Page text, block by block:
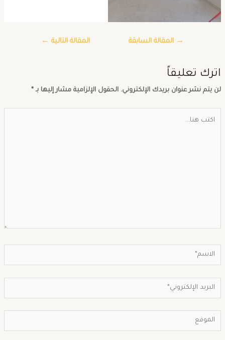
→المقالة السابقة المقالة التالية←
تعليقاً
يتم نشر عنوان بريدك الإلكتروني. الحقول الإلزامية مشار إليها بـ *